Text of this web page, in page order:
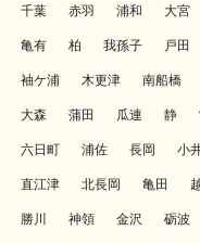
千葉 赤羽 浦和 大宮
亀有 柏 我孫子 戸田
袖ケ浦 木更津 南船橋
大森 蒲田 瓜連 静
六日町 浦佐 長岡 小
直江津 北長岡 亀田
勝川 神領 金沢 砺波